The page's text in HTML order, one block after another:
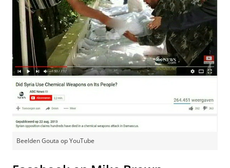
Beelden Gouta op YouTube